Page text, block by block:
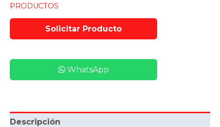
PRODUCTOS
WhatsApp
Descripción